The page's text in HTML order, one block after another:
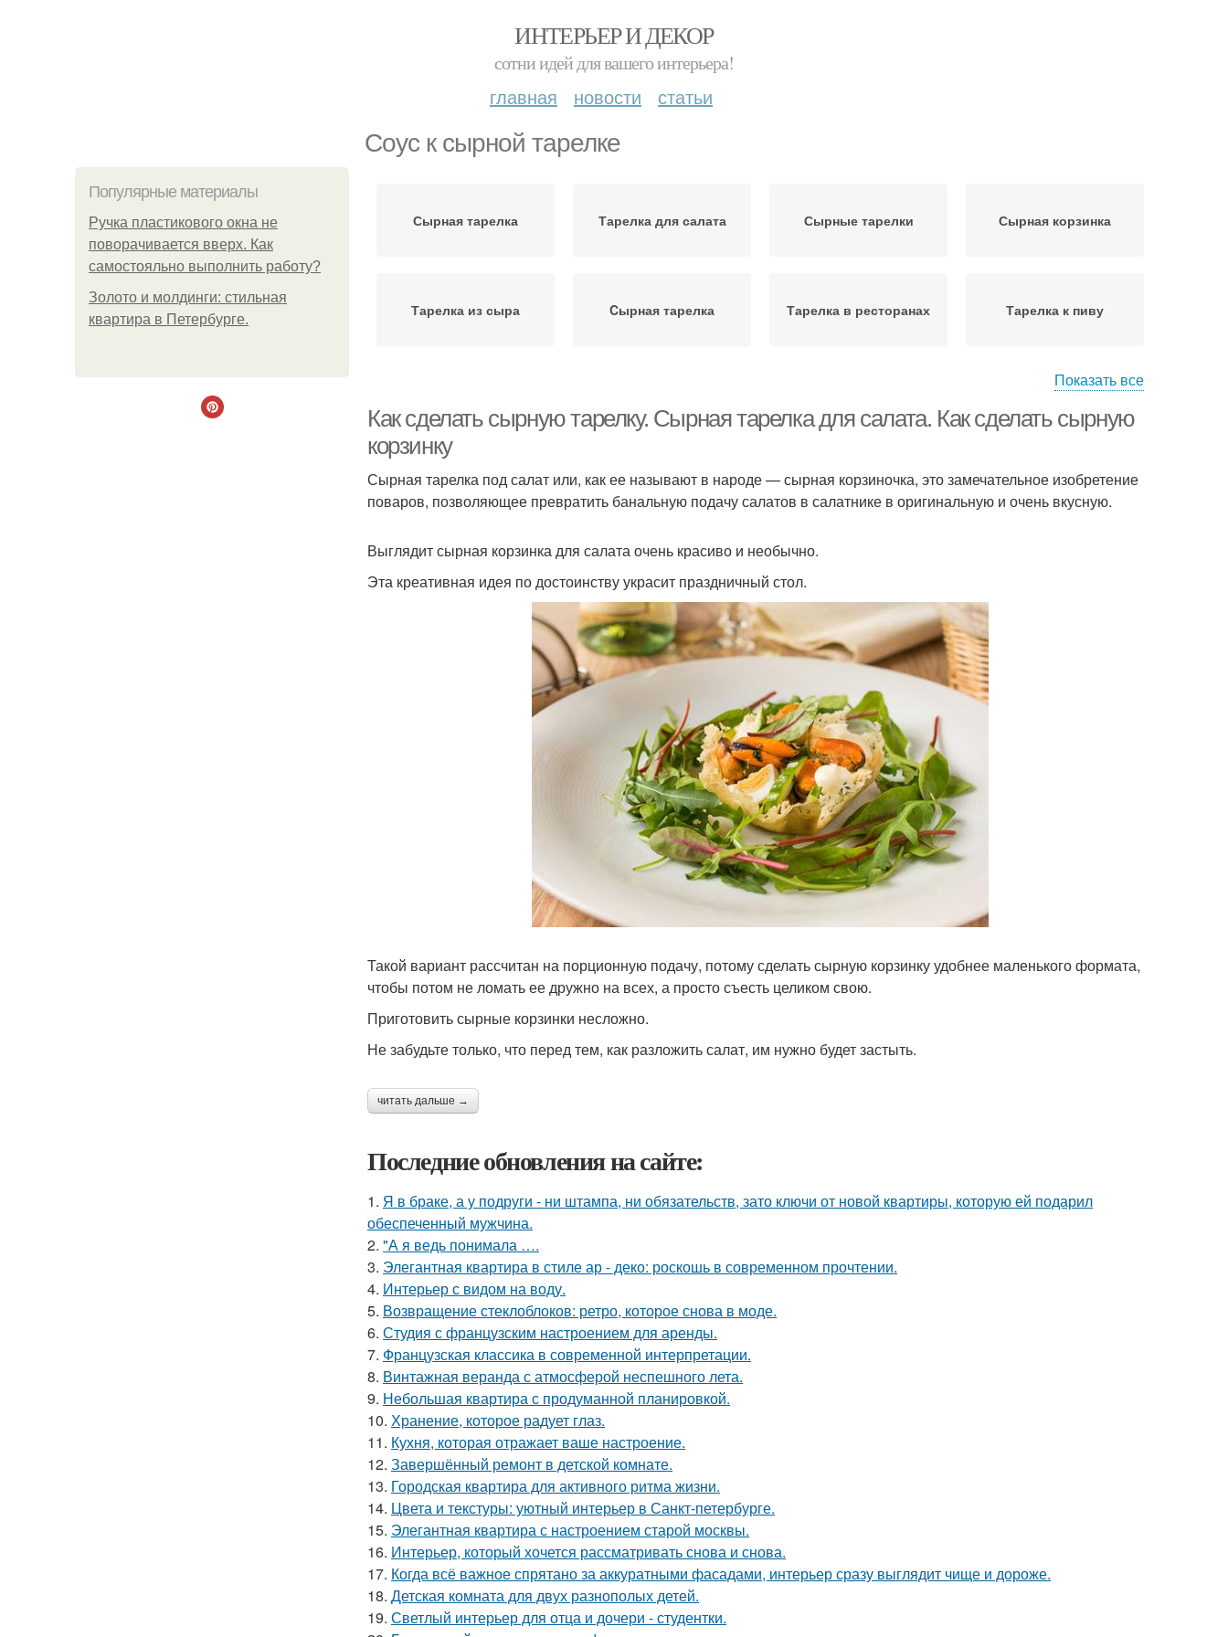
ИНТЕРЬЕР И ДЕКОР
сотни идей для вашего интерьера!
главная новости статьи
Соус к сырной тарелке
Популярные материалы
Ручка пластикового окна не
поворачивается вверх. Как
самостояльно выполнить работу?
Золото и молдинги: стильная
квартира в Петербурге.
Сырная тарелка Тарелка для салата Сырные тарелки Сырная корзинка
Тарелка из сыра Cырная тарелка Тарелка в ресторанах Тарелка к пиву
Показать все
Как сделать сырную тарелку. Сырная тарелка для салата. Как сделать сырную
корзинку
Сырная тарелка под салат или, как ее называют в народе — сырная корзиночка, это замечательное изобретение
поваров, позволяющее превратить банальную подачу салатов в салатнике в оригинальную и очень вкусную.
Выглядит сырная корзинка для салата очень красиво и необычно.
Эта креативная идея по достоинству украсит праздничный стол.
Такой вариант рассчитан на порционную подачу, потому сделать сырную корзинку удобнее маленького формата,
чтобы потом не ломать ее дружно на всех, а просто съесть целиком свою.
Приготовить сырные корзинки несложно.
Не забудьте только, что перед тем, как разложить салат, им нужно будет застыть.
читать дальше →
Последние обновления на сайте:
1. Я в браке, а у подруги - ни штампа, ни обязательств, зато ключи от новой квартиры, которую ей подарил
обеспеченный мужчина.
2. "А я ведь понимала ….
3. Элегантная квартира в стиле ар - деко: роскошь в современном прочтении.
4. Интерьер с видом на воду.
5. Возвращение стеклоблоков: ретро, которое снова в моде.
6. Студия с французским настроением для аренды.
7. Французская классика в современной интерпретации.
8. Винтажная веранда с атмосферой неспешного лета.
9. Небольшая квартира с продуманной планировкой.
10. Хранение, которое радует глаз.
11. Кухня, которая отражает ваше настроение.
12. Завершённый ремонт в детской комнате.
13. Городская квартира для активного ритма жизни.
14. Цвета и текстуры: уютный интерьер в Санкт-петербурге.
15. Элегантная квартира с настроением старой москвы.
16. Интерьер, который хочется рассматривать снова и снова.
17. Когда всё важное спрятано за аккуратными фасадами, интерьер сразу выглядит чище и дороже.
18. Детская комната для двух разнополых детей.
19. Светлый интерьер для отца и дочери - студентки.